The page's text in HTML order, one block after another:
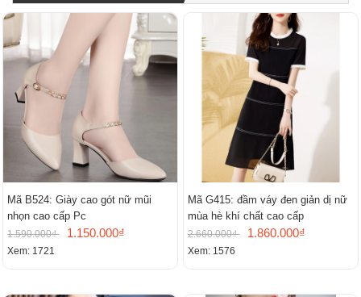
Mã B524: Giày cao gót nữ mũi
nhọn cao cấp Pc
1.590.000₫ 1.150.000₫
Xem: 1721
Mã G415: đầm váy đen giản dị nữ
mùa hè khí chất cao cấp
2.660.000₫ 1.860.000₫
Xem: 1576